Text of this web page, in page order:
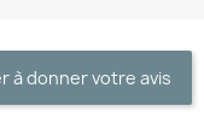
à donner votre avis